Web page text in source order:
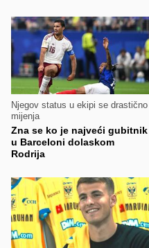
Njegov status u ekipi se drastično
mijenja
Zna se ko je najveći gubitnik
u Barceloni dolaskom
Rodrija